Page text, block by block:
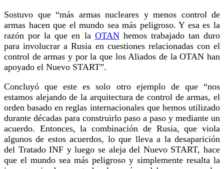
Sostuvo que “más armas nucleares y menos control de
armas hacen que el mundo sea más peligroso. Y esa es la
razón por la que en la OTANhemos trabajado tan duro
para involucrar a Rusia en cuestiones relacionadas con el
control de armas y por la que los Aliados de la OTAN han
apoyado el Nuevo START”.
Concluyó que este es solo otro ejemplo de que “nos
estamos alejando de la arquitectura de control de armas, el
orden basado en reglas internacionales que hemos utilizado
durante décadas para construirlo paso a paso y mediante un
acuerdo. Entonces, la combinación de Rusia, que viola
algunos de estos acuerdos, lo que lleva a la desaparición
del Tratado INF y luego se aleja del Nuevo START, hace
que el mundo sea más peligroso y simplemente resalta la